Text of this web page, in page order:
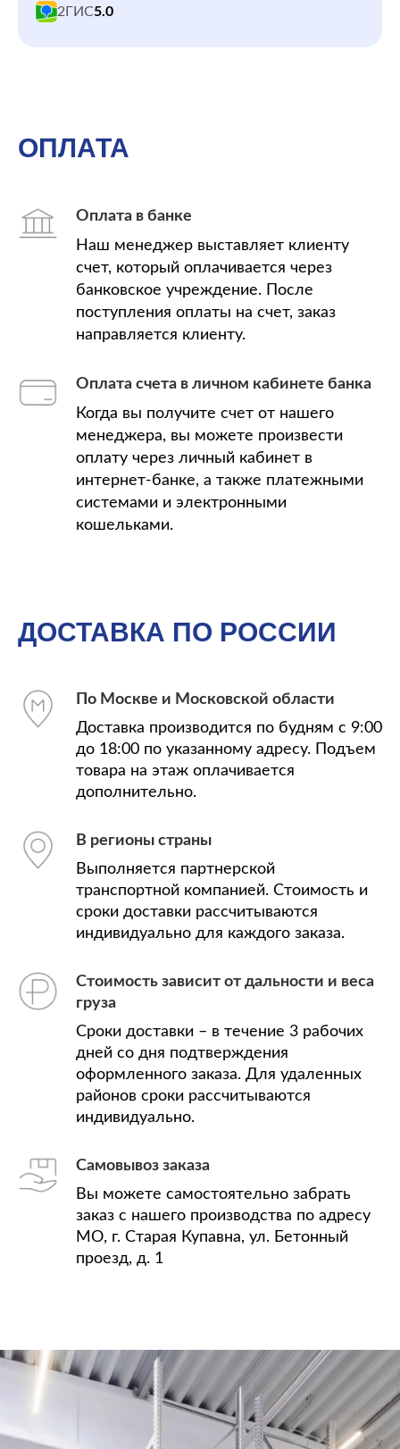
2ГИС5.0
ОПЛАТА
Оплата в банке
Наш менеджер выставляет клиенту
счет, который оплачивается через
банковское учреждение. После
поступления оплаты на счет, заказ
направляется клиенту.
Оплата счета в личном кабинете банка
Когда вы получите счет от нашего
менеджера, вы можете произвести
оплату через личный кабинет в
интернет-банке, а также платежными
системами и электронными
кошельками.
ДОСТАВКА ПО РОССИИ
По Москве и Московской области
Доставка производится по будням с 9:00
до 18:00 по указанному адресу. Подъем
товара на этаж оплачивается
дополнительно.
В регионы страны
Выполняется партнерской
транспортной компанией. Стоимость и
сроки доставки рассчитываются
индивидуально для каждого заказа.
Стоимость зависит от дальности и веса
груза
Сроки доставки – в течение 3 рабочих
дней со дня подтверждения
оформленного заказа. Для удаленных
районов сроки рассчитываются
индивидуально.
Самовывоз заказа
Вы можете самостоятельно забрать
заказ с нашего производства по адресу
МО, г. Старая Купавна, ул. Бетонный
проезд, д. 1